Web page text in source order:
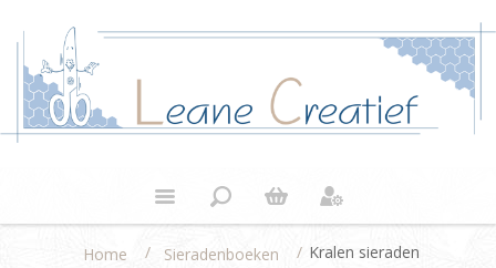
Home / Sieradenboeken / Kralen sieraden